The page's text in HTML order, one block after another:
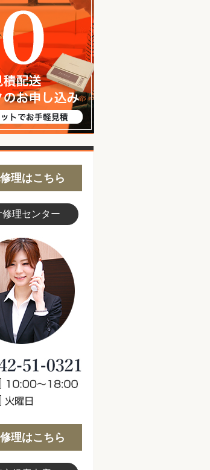
ックのお申し込み
50周年
理はこちら
修理センター
理はこちら